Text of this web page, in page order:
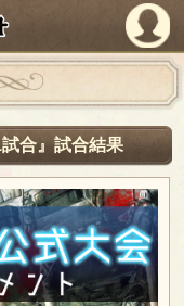
PandoraPartyProject
合』試合結果